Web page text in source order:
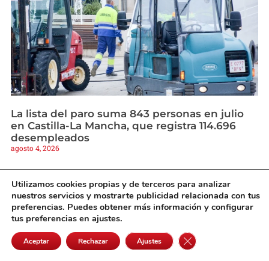
La lista del paro suma 843 personas en julio
en Castilla-La Mancha, que registra 114.696
desempleados
agosto 4, 2026
Utilizamos cookies propias y de terceros para analizar
nuestros servicios y mostrarte publicidad relacionada con tus
preferencias. Puedes obtener más información y configurar
tus preferencias en ajustes.
Aceptar Rechazar Ajustes Cerrar el banner de